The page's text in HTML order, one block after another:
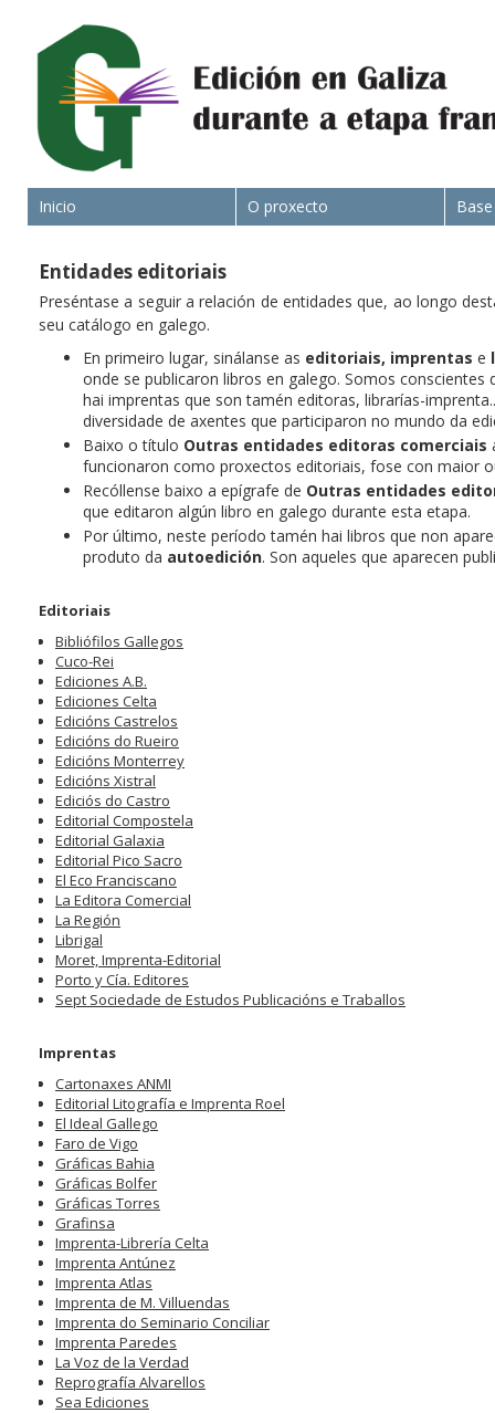
Inicio O proxecto
Entidades editoriais
Preséntase a seguir a relación de entidades que, ao longo
seu catálogo en galego.
En primeiro lugar, sinálanse as editoriais, imprentas e
onde se publicaron libros en galego. Somos
hai imprentas que son tamén editoras, librarías-
diversidade de axentes que participaron no mundo da
Baixo o título Outras entidades editoras comerciais
funcionaron como proxectos editoriais, fose con maior
Recóllense baixo a epígrafe de Outras entidades
que editaron algún libro en galego durante esta etapa.
Por último, neste período tamén hai libros que non
produto da autoedición. Son aqueles que aparecen
Editoriais
Bibliófilos Gallegos
Cuco-Rei
Ediciones A.B.
Ediciones Celta
Edicións Castrelos
Edicións do Rueiro
Edicións Monterrey
Edicións Xistral
Ediciós do Castro
Editorial Compostela
Editorial Galaxia
Editorial Pico Sacro
El Eco Franciscano
La Editora Comercial
La Región
Librigal
Moret, Imprenta-Editorial
Porto y Cía. Editores
Sept Sociedade de Estudos Publicacións e Traballos
Imprentas
Cartonaxes ANMI
Editorial Litografía e Imprenta Roel
El Ideal Gallego
Faro de Vigo
Gráficas Bahia
Gráficas Bolfer
Gráficas Torres
Grafinsa
Imprenta-Librería Celta
Imprenta Antúnez
Imprenta Atlas
Imprenta de M. Villuendas
Imprenta do Seminario Conciliar
Imprenta Paredes
La Voz de la Verdad
Reprografía Alvarellos
Sea Ediciones